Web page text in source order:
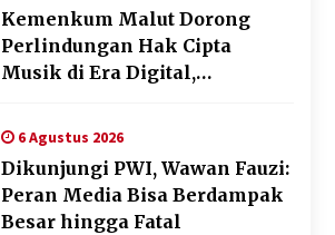
Kemenkum Malut Dorong
Perlindungan Hak Cipta
Musik di Era Digital,
Gratis dan Penguatan Royalti
6 Agustus 2026
Dikunjungi PWI, Wawan Fauzi:
Peran Media Bisa Berdampak
Besar hingga Fatal